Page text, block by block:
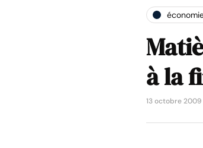
à la
13 octobre 2009